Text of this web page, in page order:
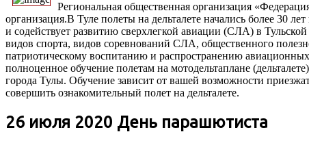
Региональная общественная организация
организация.В Туле полеты на дельталете начались более 30
и содействует развитию сверхлегкой авиации (СЛА) в
видов спорта, видов соревнований СЛА, общественного
патриотическому воспитанию и распространению
полноценное обучение полетам на мотодельтаплане
города Тулы. Обучение зависит от вашей возможности
совершить ознакомительный полет на дельталете.
26 июля 2020 День парашютиста